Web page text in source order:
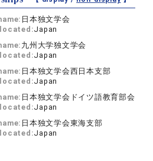
日本独文学会
Japan
九州大学独文学会
Japan
日本独文学会西日本支部
Japan
日本独文学会ドイツ語教育部会
Japan
日本独文学会東海支部
Japan